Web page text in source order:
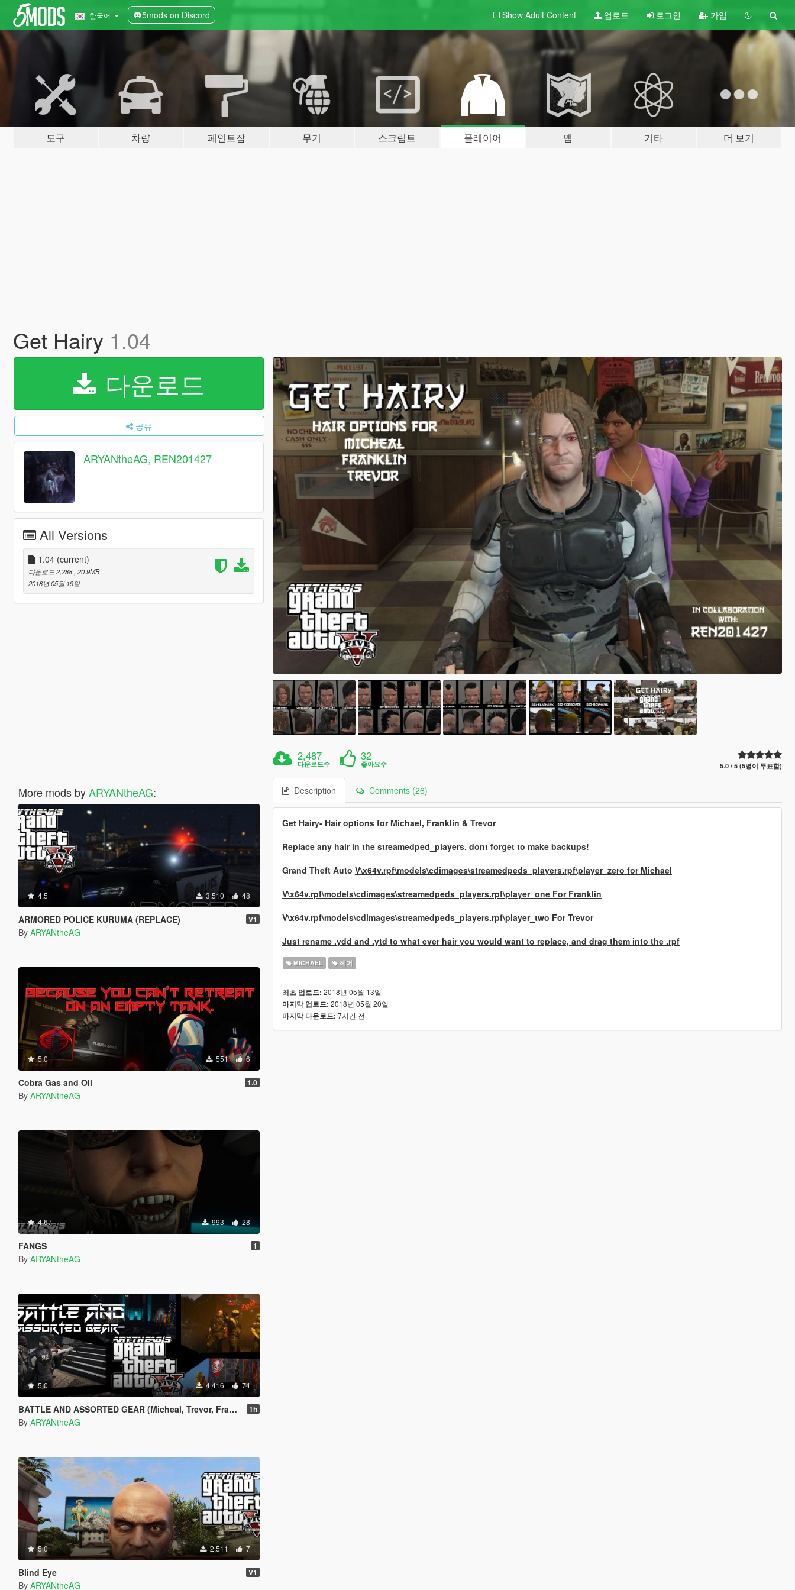
한국어 5mods on Discord Show Adult Content 업로드 로그인 가입
도구 차량 페인트잡 무기 스크립트 플레이어 맵 기타 더 보기
Get Hairy 1.04
다운로드
공유
ARYANtheAG, REN201427
All Versions
1.04 (current)
다운로드 2,288 , 20.9MB
2018년 05월 19일
More mods byARYANtheAG:
4.5 3,510 48
ARMORED POLICE KURUMA (REPLACE) V1
By ARYANtheAG
5.0 551 6
Cobra Gas and Oil 1.0
By ARYANtheAG
4.67 993 28
FANGS 1
By ARYANtheAG
5.0 4,416 74
BATTLE AND ASSORTED GEAR (Micheal, Trevor, Franklin) 1h
By ARYANtheAG
5.0 2,511 7
Blind Eye V1
By ARYANtheAG
2,487
다운로드수
32
좋아요수 5.0 / 5 (5명이 투표함)
Description Comments (26)
Get Hairy- Hair options for Michael, Franklin & Trevor
Replace any hair in the streamedped_players, dont forget to make backups!
Grand Theft Auto V\x64v.rpf\models\cdimages\streamedpeds_players.rpf\player_zero for Michael
V\x64v.rpf\models\cdimages\streamedpeds_players.rpf\player_oneFor Franklin
V\x64v.rpf\models\cdimages\streamedpeds_players.rpf\player_two For Trevor
Just rename .ydd and .ytd to what ever hair you would want to replace, and drag them into the .rpf
MICHAEL 헤어
최초 업로드: 2018년 05월 13일
마지막 업로드: 2018년 05월 20일
마지막 다운로드: 7시간 전